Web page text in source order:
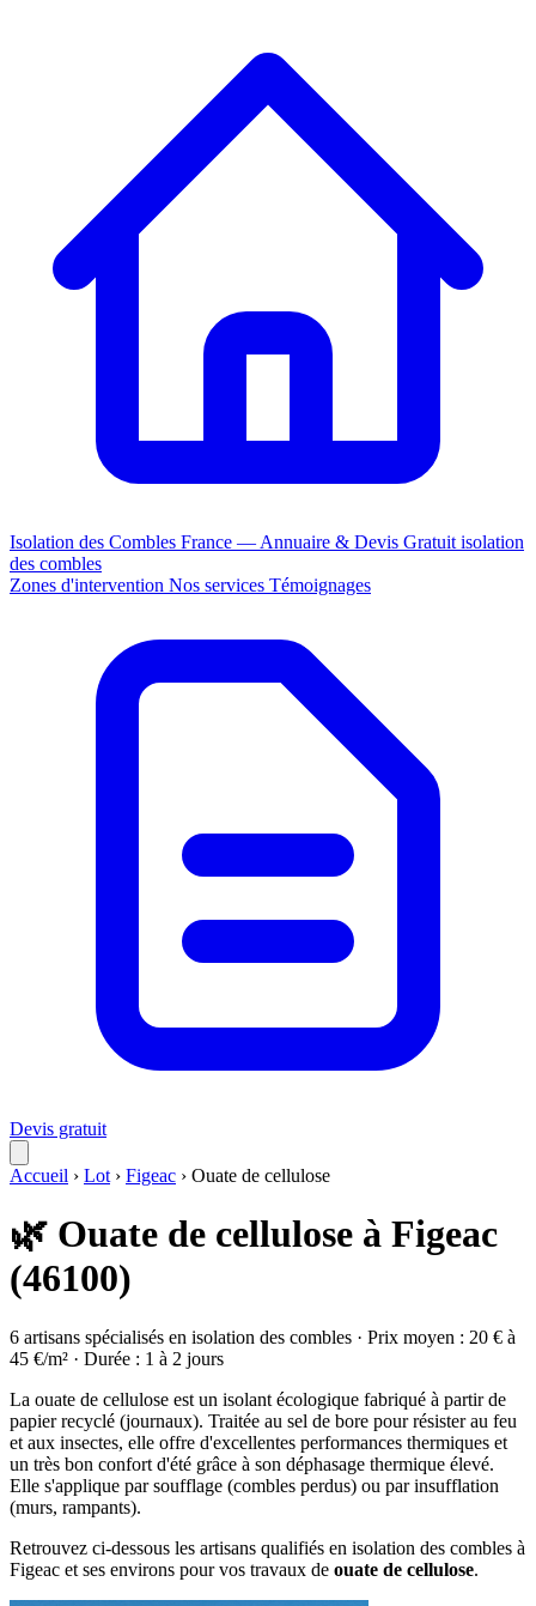
Isolation des Combles France — Annuaire & Devis Gratuit isolation
des combles
Zones d'intervention Nos services Témoignages
Devis gratuit
Accueil › Lot › Figeac › Ouate de cellulose
🌿 Ouate de cellulose à Figeac
(46100)
6 artisans spécialisés en isolation des combles · Prix moyen : 20 € à
45 €/m² · Durée : 1 à 2 jours
La ouate de cellulose est un isolant écologique fabriqué à partir de
papier recyclé (journaux). Traitée au sel de bore pour résister au feu
et aux insectes, elle offre d'excellentes performances thermiques et
un très bon confort d'été grâce à son déphasage thermique élevé.
Elle s'applique par soufflage (combles perdus) ou par insufflation
(murs, rampants).
Retrouvez ci-dessous les artisans qualifiés en isolation des combles à
Figeac et ses environs pour vos travaux de ouate de cellulose.